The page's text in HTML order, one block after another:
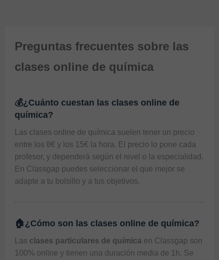
Preguntas frecuentes sobre las
clases online de química
💰¿Cuánto cuestan las clases online de
química?
Las clases online de química suelen tener un precio
entre los 8€ y los 15€ la hora. El precio lo pone cada
profesor, y dependerá según el nivel o la especialidad.
En Classgap puedes seleccionar el que mejor se
🏠¿Cómo son las clases online de química?
Las clases particulares de química en Classgap son
100% online y tienen una duración media de 1h. Se